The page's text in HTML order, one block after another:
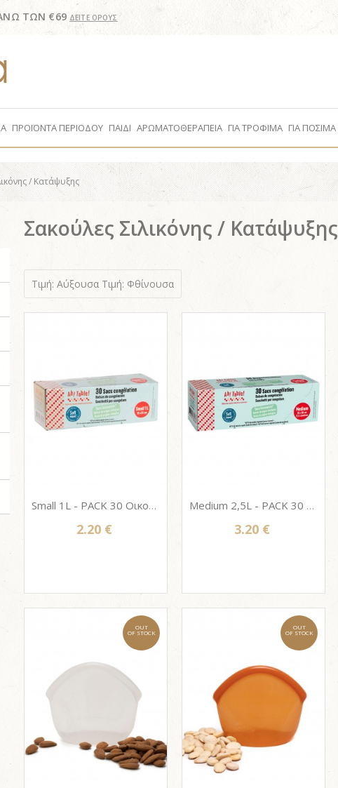
ΤΩΝ €69 ΔΕΙΤΕ ΟΡΟΥΣ
ΠΡΟΪΟΝΤΑ ΠΕΡΙΟΔΟΥ ΠΑΙΔΙ ΑΡΩΜΑΤΟΘΕΡΑΠΕΙΑ ΓΙΑ ΤΡΟΦΙΜΑ ΓΙΑ ΠΟΣΙΜΑ
/ Κατάψυξης
Σακούλες Σιλικόνης / Κατάψυξης
Τιμή: Αύξουσα Τιμή: Φθίνουσα
Small 1L - PACK 30 Οικολογικές Σακούλες Κατάψυξης από ζαχαροκάλαμο Ah! Table! 18 x 25 cm
2.20 €
Medium 2,5L - PACK 30 Οικολογικές Σακούλες Κατάψυξης από ζαχαροκάλαμο Ah! Table! 25 x 30 cm
3.20 €
OUT
OF STOCK
OUT
OF STOCK